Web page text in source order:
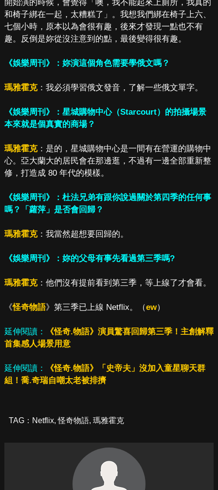
開始演的時候，會覺得「噢，我不能起來上廁所，我真的
和椅子綁在一起，太糟糕了」。我想我們綁在椅子上六、
七個小時，原本以為會很有趣，後來才發現一點也不有
趣。反倒是妳從沒注意到的點，最後變得很有趣。
《娛樂周刊》：妳演這個角色需要學俄文嗎？
瑪雅霍克：我必須學習俄文發音，了解一些俄文單字。
《娛樂周刊》：星城購物中心（Starcourt）的拍攝場景
本來就是個真實的商場？
瑪雅霍克：是的，星城購物中心是一間有在營運的購物中
心。亞大蘭大的居民會在那邊逛，不過有一邊全部重新整
修，打造成 80 年代的模樣。
《娛樂周刊》：杜法兄弟有跟你說過關於第四季的任何事
嗎？「蘿萍」是否會回歸？
瑪雅霍克：我當然超想要回歸的。
《娛樂周刊》：妳的父母有事先看過第三季嗎?
瑪雅霍克：他們沒有提前看到第三季，等上線了才會看。
《怪奇物語》第三季已上線 Netflix。（ew）
延伸閱讀：
《怪奇.物語》演員驚喜回歸第三季！主創解釋
首集感人場景用意
延伸閱讀：
《怪奇.物語》「史帝夫」沒加入童星聊天群
組！喬.奇瑞自嘲太老被排擠
TAG： Netflix,怪奇物語, 瑪雅霍克